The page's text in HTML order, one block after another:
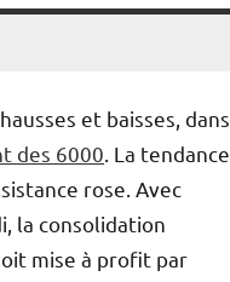
et baisses, dans
des 6000 . La tendance
rose. Avec
la consolidation
mise à profit par